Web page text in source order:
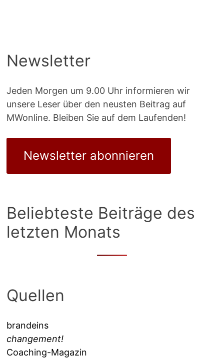
Newsletter
Jeden Morgen um 9.00 Uhr informieren wir
unsere Leser über den neusten Beitrag auf
MWonline. Bleiben Sie auf dem Laufenden!
Newsletter abonnieren
Beliebteste Beiträge des
letzten Monats
Quellen
brandeins
changement!
Coaching-Magazin